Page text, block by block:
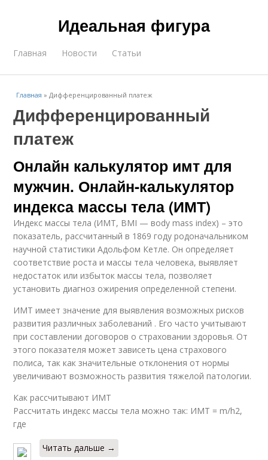
Идеальная фигура
Главная Новости Статьи
Главная »Дифференцированный платеж
Дифференцированный
платеж
Онлайн калькулятор имт для
мужчин. Онлайн-калькулятор
индекса массы тела (ИМТ)
Индекс массы тела (ИМТ, BMI — вody mass index) – это
показатель, рассчитанный в 1869 году родоначальником
научной статистики Адольфом Кетле. Он определяет
соответствие роста и массы тела человека, выявляет
недостаток или избыток массы тела, позволяет
установить диагноз ожирения определенной степени.
ИМТ имеет значение для выявления возможных рисков
развития различных заболеваний . Его часто учитывают
при составлении договоров о страховании здоровья. От
этого показателя может зависеть цена страхового
полиса, так как значительные отклонения от нормы
увеличивают возможность развития тяжелой патологии.
Как рассчитывают ИМТ
Рассчитать индекс массы тела можно так: ИМТ = m/h2,
где
Читать дальше →